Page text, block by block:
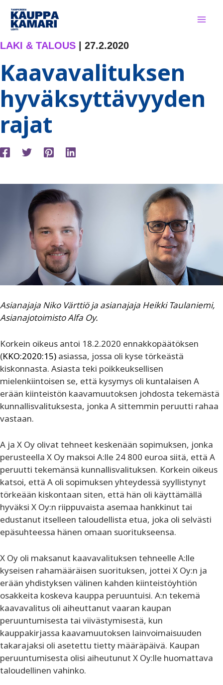
Siirry
sisältöön
LAKI & TALOUS 27.2.2020
Kaavavalituksen
hyväksyttävyyden
rajat
Asianajaja Niko Värttiö ja asianajaja Heikki Taulaniemi,
Asianajotoimisto Alfa Oy.
Korkein oikeus antoi 18.2.2020 ennakkopäätöksen
(KKO:2020:15) asiassa, jossa oli kyse törkeästä
kiskonnasta. Asiasta teki poikkeuksellisen
mielenkiintoisen se, että kysymys oli kuntalaisen A
erään kiinteistön kaavamuutoksen johdosta tekemästä
kunnallisvalituksesta, jonka A sittemmin peruutti rahaa
vastaan.
A ja X Oy olivat tehneet keskenään sopimuksen, jonka
perusteella X Oy maksoi A:lle 24 800 euroa siitä, että A
peruutti tekemänsä kunnallisvalituksen. Korkein oikeus
katsoi, että A oli sopimuksen yhteydessä syyllistynyt
törkeään kiskontaan siten, että hän oli käyttämällä
hyväksi X Oy:n riippuvaista asemaa hankkinut tai
edustanut itselleen taloudellista etua, joka oli selvästi
epäsuhteessa hänen omaan suoritukseensa.
X Oy oli maksanut kaavavalituksen tehneelle A:lle
kyseisen rahamääräisen suorituksen, jottei X Oy:n ja
erään yhdistyksen välinen kahden kiinteistöyhtiön
osakkeita koskeva kauppa peruuntuisi. A:n tekemä
kaavavalitus oli aiheuttanut vaaran kaupan
peruuntumisesta tai viivästymisestä, kun
kauppakirjassa kaavamuutoksen lainvoimaisuuden
takarajaksi oli asetettu tietty määräpäivä. Kaupan
peruuntumisesta olisi aiheutunut X Oy:lle huomattava
taloudellinen vahinko.